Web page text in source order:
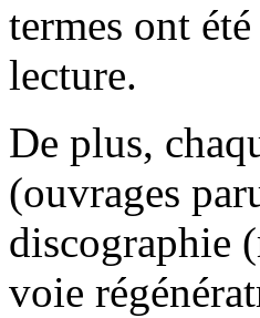
termes ont
lecture.
De plus,
(ouvrages
discographie
voie